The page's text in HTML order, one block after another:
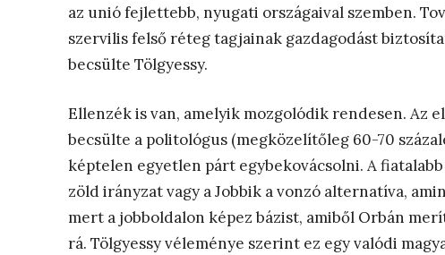
az unió fejlettebb, nyugati országaival szemben.
szervilis felső réteg tagjainak gazdagodást
becsülte Tölgyessy.
Ellenzék is van, amelyik mozgolódik rendesen. Az
becsülte a politológus (megközelítőleg 60-70
képtelen egyetlen párt egybekovácsolni. A
zöld irányzat vagy a Jobbik a vonzó alternatíva,
mert a jobboldalon képez bázist, amiből Orbán
rá. Tölgyessy véleménye szerint ez egy valódi